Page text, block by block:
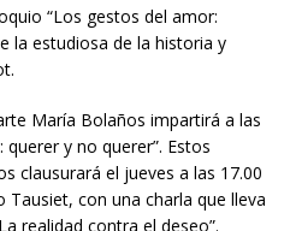
“Los gestos del amor:
la estudiosa de la historia y
María Bolaños impartirá a las
querer y no querer”. Estos
clausurará el jueves a las 17.00
con una charla que lleva
realidad contra el deseo”.